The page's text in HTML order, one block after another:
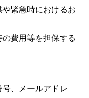
や緊急時におけるお
の費用等を担保する
号、メールアドレ